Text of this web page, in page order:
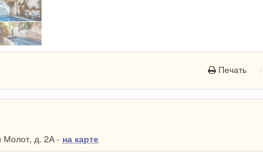
Печать
Молот, д. 2А - на карте